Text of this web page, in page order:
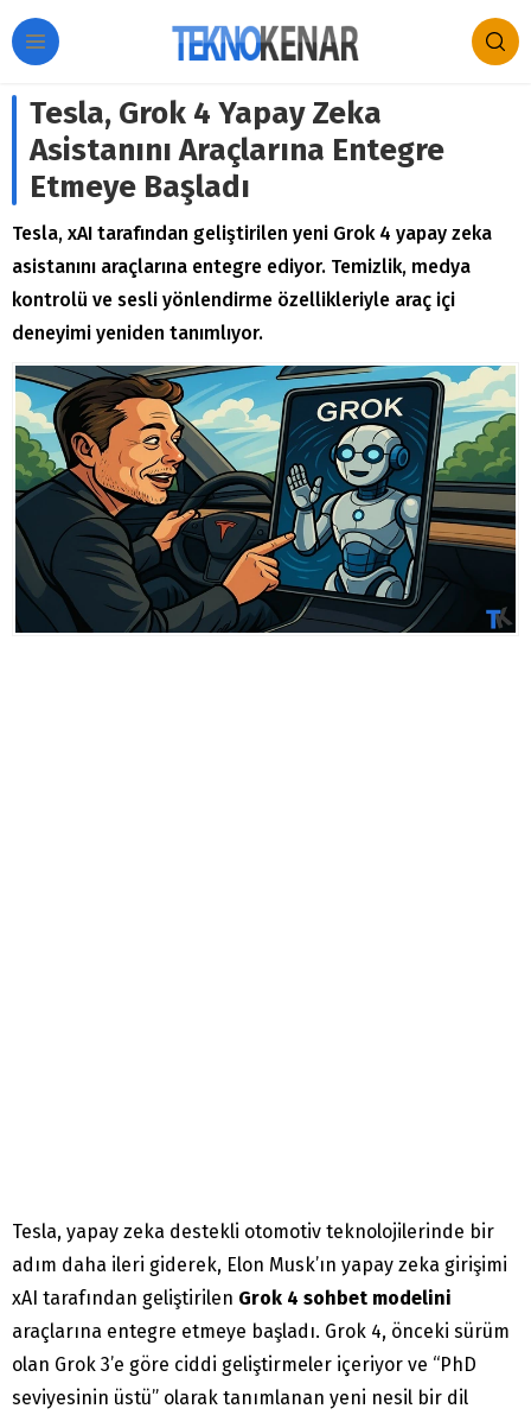
Tesla, Grok 4 Yapay Zeka
Asistanını Araçlarına Entegre
Etmeye Başladı
Tesla, xAI tarafından geliştirilen yeni Grok 4 yapay zeka
asistanını araçlarına entegre ediyor. Temizlik, medya
kontrolü ve sesli yönlendirme özellikleriyle araç içi
deneyimi yeniden tanımlıyor.
Tesla, yapay zeka destekli otomotiv teknolojilerinde bir
adım daha ileri giderek, Elon Musk’ın yapay zeka girişimi
xAI tarafından geliştirilen Grok 4 sohbet modelini
araçlarına entegre etmeye başladı. Grok 4, önceki sürüm
olan Grok 3’e göre ciddi geliştirmeler içeriyor ve “PhD
seviyesinin üstü” olarak tanımlanan yeni nesil bir dil